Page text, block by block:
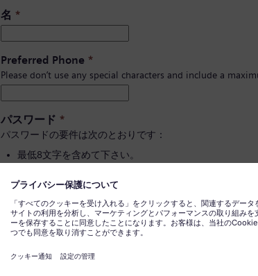
名 *
Preferred Phone *
Please don’t use any special characters and include a
パスワード *
パスワードの要件は次のとおりです：
最低8文字を含めて下さい。
個人情報を含めないで下さい。
一般的に使用される言葉を含めないで下さい。
パスワードの確定*